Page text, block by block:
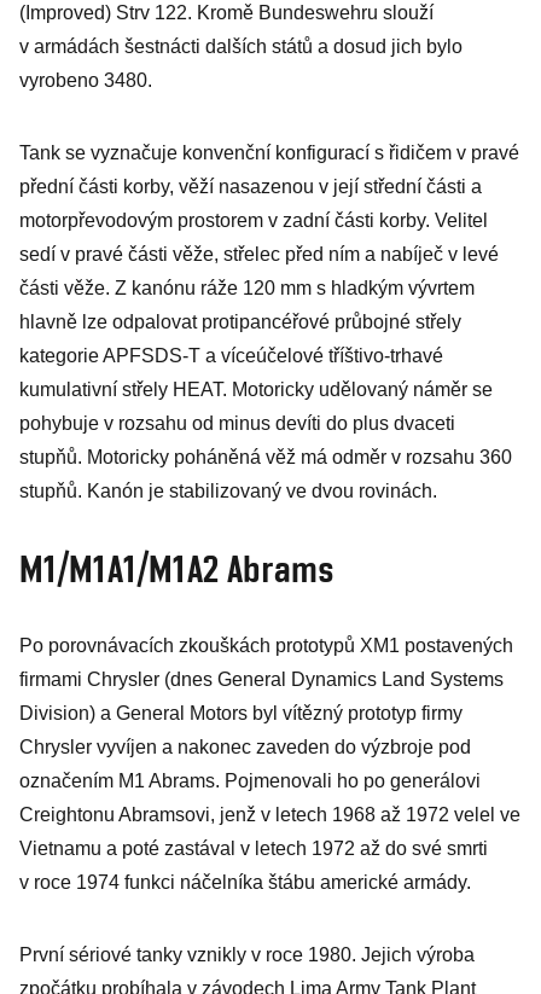
(Improved) Strv 122. Kromě Bundeswehru slouží
v armádách šestnácti dalších států a dosud jich bylo
vyrobeno 3480.
Tank se vyznačuje konvenční konfigurací s řidičem v pravé
přední části korby, věží nasazenou v její střední části a
motorpřevodovým prostorem v zadní části korby. Velitel
sedí v pravé části věže, střelec před ním a nabíječ v levé
části věže. Z kanónu ráže 120 mm s hladkým vývrtem
hlavně lze odpalovat protipancéřové průbojné střely
kategorie APFSDS-T a víceúčelové tříštivo-trhavé
kumulativní střely HEAT. Motoricky udělovaný náměr se
pohybuje v rozsahu od minus devíti do plus dvaceti
stupňů. Motoricky poháněná věž má odměr v rozsahu 360
stupňů. Kanón je stabilizovaný ve dvou rovinách.
M1/M1A1/M1A2 Abrams
Po porovnávacích zkouškách prototypů XM1 postavených
firmami Chrysler (dnes General Dynamics Land Systems
Division) a General Motors byl vítězný prototyp firmy
Chrysler vyvíjen a nakonec zaveden do výzbroje pod
označením M1 Abrams. Pojmenovali ho po generálovi
Creightonu Abramsovi, jenž v letech 1968 až 1972 velel ve
Vietnamu a poté zastával v letech 1972 až do své smrti
v roce 1974 funkci náčelníka štábu americké armády.
První sériové tanky vznikly v roce 1980. Jejich výroba
zpočátku probíhala v závodech Lima Army Tank Plant